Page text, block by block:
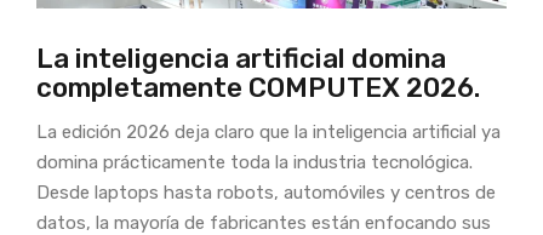
La inteligencia artificial domina
completamente COMPUTEX 2026.
La edición 2026 deja claro que la inteligencia artificial ya
domina prácticamente toda la industria tecnológica.
Desde laptops hasta robots, automóviles y centros de
datos, la mayoría de fabricantes están enfocando sus